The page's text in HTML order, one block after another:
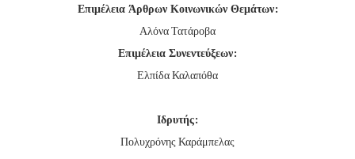
Επιμέλεια Άρθρων Κοινωνικών Θεμάτων:
Αλόνα Τατάροβα
Επιμέλεια Συνεντεύξεων:
Ελπίδα Καλαπόθα
Ιδρυτής:
Πολυχρόνης Καράμπελας